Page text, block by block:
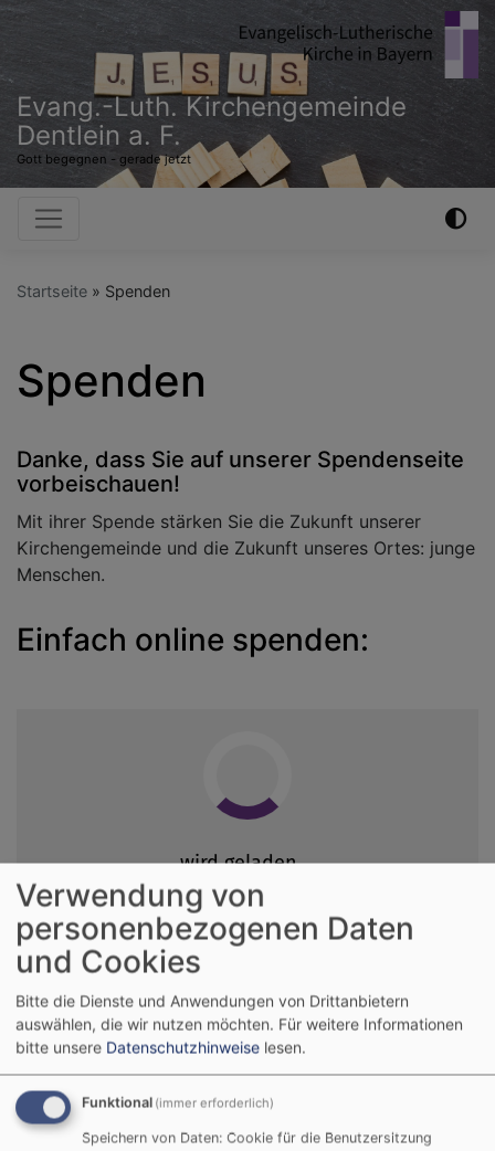
Direkt
Evang.-Luth. Kirchengemeinde
Dentlein a. F.
Gott begegnen - gerade jetzt
Hauptnavigation
Startseite Spenden
Spenden
Danke, dass Sie auf unserer Spendenseite
vorbeischauen!
Mit ihrer Spende stärken Sie die Zukunft unserer
Kirchengemeinde und die Zukunft unseres Ortes: junge
Menschen.
Einfach online spenden:
Verwendung von
personenbezogenen Daten
und Cookies
Bitte die Dienste und Anwendungen von Drittanbietern
auswählen, die wir nutzen möchten. Für weitere Informationen
bitte unsere Datenschutzhinweise lesen.
Funktional (immer erforderlich)
Speichern von Daten: Cookie für die Benutzersitzung